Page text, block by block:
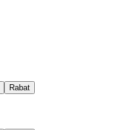
Rabat